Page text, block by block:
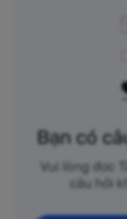
Bạn có
Vui lòng đọc
câu hỏi